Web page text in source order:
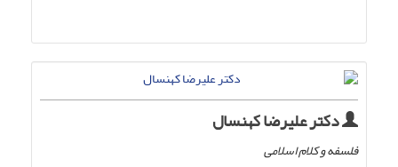
دکتر علیرضا کهنسال
فلسفه و کلام اسلامی